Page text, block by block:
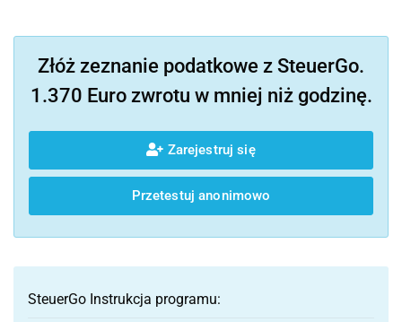
Złóż zeznanie podatkowe z SteuerGo.
1.370 Euro zwrotu w mniej niż godzinę.
Zarejestruj się
Przetestuj anonimowo
SteuerGo Instrukcja programu: